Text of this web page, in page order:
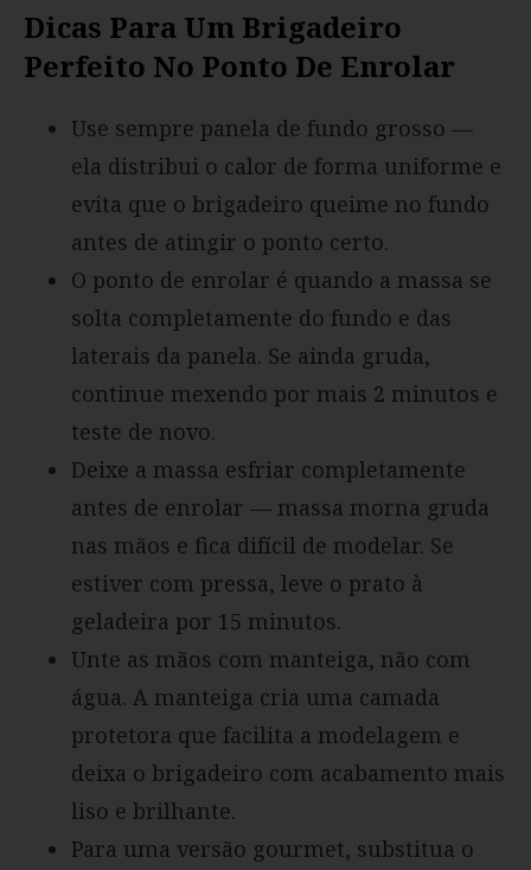
Dicas Para Um Brigadeiro
Perfeito No Ponto De Enrolar
Use sempre panela de fundo grosso —
ela distribui o calor de forma uniforme e
evita que o brigadeiro queime no fundo
antes de atingir o ponto certo.
O ponto de enrolar é quando a massa se
solta completamente do fundo e das
laterais da panela. Se ainda gruda,
continue mexendo por mais 2 minutos e
teste de novo.
Deixe a massa esfriar completamente
antes de enrolar — massa morna gruda
nas mãos e fica difícil de modelar. Se
estiver com pressa, leve o prato à
geladeira por 15 minutos.
Unte as mãos com manteiga, não com
água. A manteiga cria uma camada
protetora que facilita a modelagem e
deixa o brigadeiro com acabamento mais
liso e brilhante.
Para uma versão gourmet, substitua o